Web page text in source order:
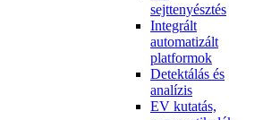
sejttenyésztés
Integrált
automatizált
platformok
Detektálás és
analízis
EV kutatás,